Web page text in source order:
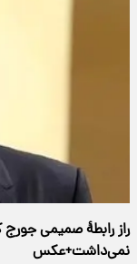
راز رابطهٔ صمیمی
نمی‌داشت+عکس